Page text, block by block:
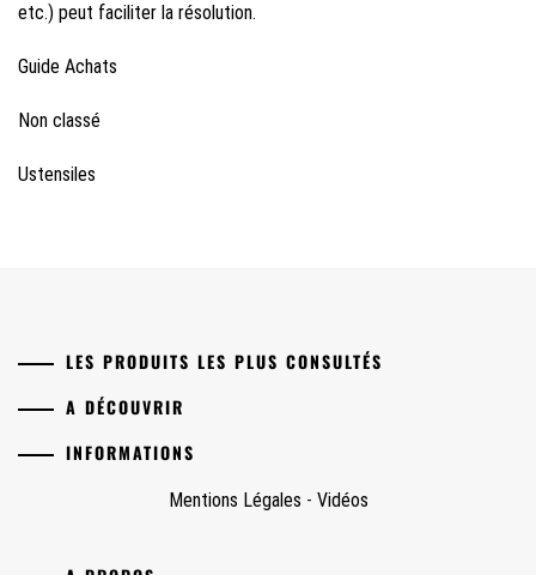
etc.) peut faciliter la résolution.
Guide Achats
Non classé
Ustensiles
LES PRODUITS LES PLUS CONSULTÉS
A DÉCOUVRIR
INFORMATIONS
Mentions Légales - Vidéos